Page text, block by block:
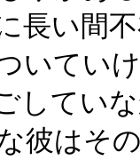
長い間
いてい
してい
彼はそ